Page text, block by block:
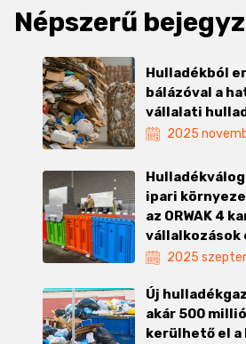
Népszerű
Hulladékból
bálázóval a
vállalati
2025
ipari
az ORWAK 4
vállalkozások
2025
Új
akár 500
kerülhető el